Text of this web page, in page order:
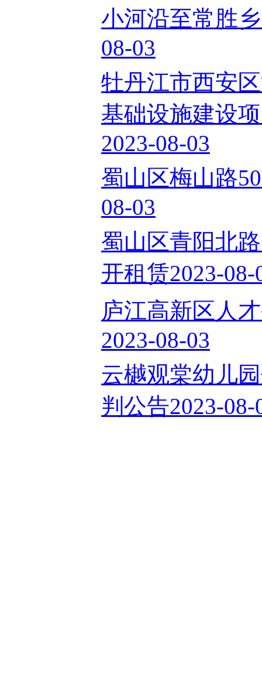
小河沿至常胜
08-03
牡丹江市西安
基础设施建设
2023-08-03
蜀山区梅山路
08-03
蜀山区青阳北
开租赁2023-08-
庐江高新区人
2023-08-03
云樾观棠幼儿
判公告2023-08-